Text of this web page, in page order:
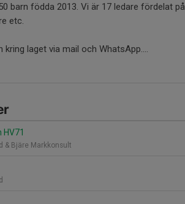
barn födda 2013. Vi är 17 ledare fördelat på
etc.
laget via mail och WhatsApp....
& Bjäre Markkonsult